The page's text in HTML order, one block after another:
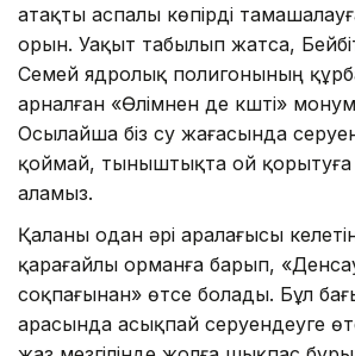
атақты аспалы көпірді
орын. Уақыт табылып жатса,
Семей ядролық полигонының
арналған «Өлімнен де күшті»
Осылайша біз су жағасында
қоймай, тыныштықта ой қорытуға
аламыз.
Қаланы одан әрі аралағысы
қарағайлы орманға барып,
соқпағынан» өтсе болады. Бұл
арасында асықпай серуендеуге